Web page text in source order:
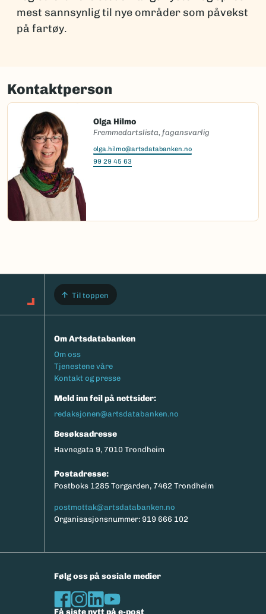
mest sannsynlig til nye områder som påvekst
på fartøy.
Kontaktperson
Olga Hilmo
Fremmedartslista, fagansvarlig
olga.hilmo@artsdatabanken.no
99 29 45 63
Til toppen
Om Artsdatabanken
Footermeny
Om oss
Tjenestene våre
Kontakt og presse
Meld inn feil på nettsider:
redaksjonen@artsdatabanken.no
Besøksadresse
Havnegata 9, 7010 Trondheim
Postadresse:
Postboks 1285 Torgarden, 7462 Trondheim
postmottak@artsdatabanken.no
Organisasjonsnummer: 919 666 102
Følg oss på sosiale medier
Få siste nytt på e-post